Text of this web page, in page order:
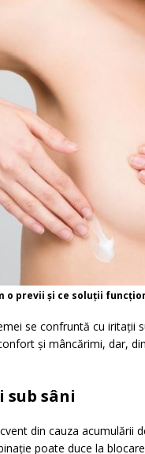
o previi și ce soluții
se confruntă cu iritații
și mâncărimi, dar,
sub sâni
din cauza acumulării
poate duce la